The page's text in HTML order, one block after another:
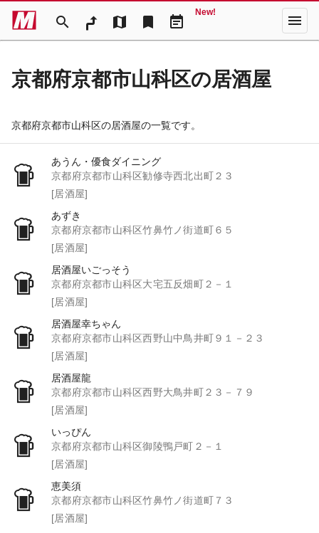
search map bookmark event_note
New! menu
京都府京都市山科区の居酒屋
京都府京都市山科区の居酒屋の一覧です。
あうん・優食ダイニング
京都府京都市山科区勧修寺西北出町２３
[居酒屋]
あずき
京都府京都市山科区竹鼻竹ノ街道町６５
[居酒屋]
居酒屋いごっそう
京都府京都市山科区大宅五反畑町２－１
[居酒屋]
居酒屋幸ちゃん
京都府京都市山科区西野山中鳥井町９１－２３
[居酒屋]
居酒屋龍
京都府京都市山科区西野大鳥井町２３－７９
[居酒屋]
いっぴん
京都府京都市山科区御陵鴨戸町２－１
[居酒屋]
恵美須
京都府京都市山科区竹鼻竹ノ街道町７３
[居酒屋]